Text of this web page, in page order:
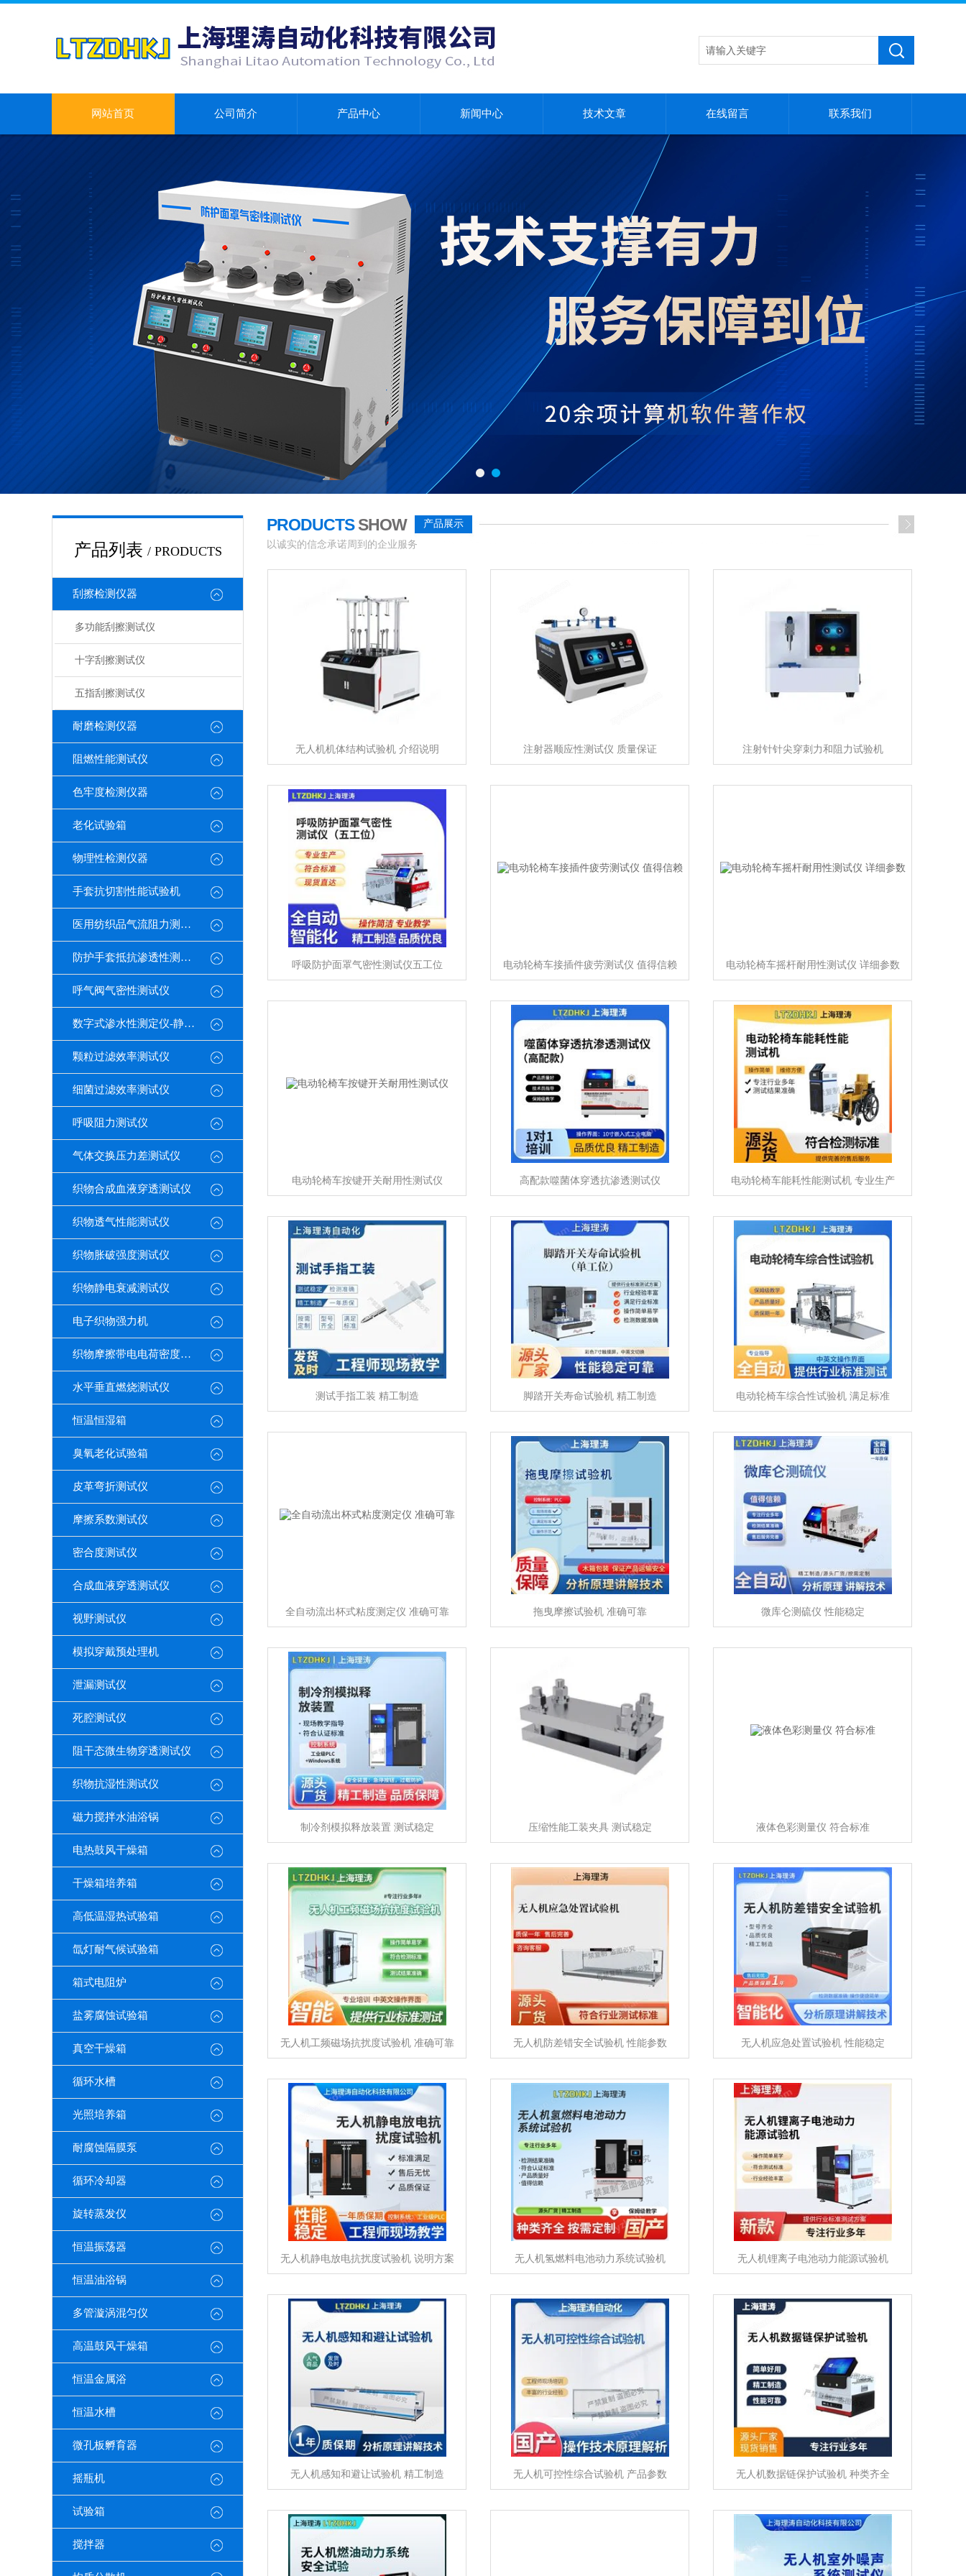
网站首页 公司简介 产品中心 新闻中心 技术文章 在线留言 联系我们
产品列表 / PRODUCTS
刮擦检测仪器
多功能刮擦测试仪
十字刮擦测试仪
五指刮擦测试仪
耐磨检测仪器
阻燃性能测试仪
色牢度检测仪器
老化试验箱
物理性检测仪器
手套抗切割性能试验机
医用纺织品气流阻力测试仪
防护手套抵抗渗透性测定仪
呼气阀气密性测试仪
数字式渗水性测定仪-静水压
颗粒过滤效率测试仪
细菌过滤效率测试仪
呼吸阻力测试仪
气体交换压力差测试仪
织物合成血液穿透测试仪
织物透气性能测试仪
织物胀破强度测试仪
织物静电衰减测试仪
电子织物强力机
织物摩擦带电电荷密度测试仪
水平垂直燃烧测试仪
恒温恒湿箱
臭氧老化试验箱
皮革弯折测试仪
摩擦系数测试仪
密合度测试仪
合成血液穿透测试仪
视野测试仪
模拟穿戴预处理机
泄漏测试仪
死腔测试仪
阻干态微生物穿透测试仪
织物抗湿性测试仪
磁力搅拌水油浴锅
电热鼓风干燥箱
干燥箱培养箱
高低温湿热试验箱
氙灯耐气候试验箱
箱式电阻炉
盐雾腐蚀试验箱
真空干燥箱
循环水槽
光照培养箱
耐腐蚀隔膜泵
循环冷却器
旋转蒸发仪
恒温振荡器
恒温油浴锅
多管漩涡混匀仪
高温鼓风干燥箱
恒温金属浴
恒温水槽
微孔板孵育器
摇瓶机
试验箱
搅拌器
PRODUCTSSHOW
产品展示
以诚实的信念承诺周到的企业服务
无人机机体结构试验机 介绍说明 注射器顺应性测试仪 质量保证 注射针针尖穿刺力和阻力试验机
呼吸防护面罩气密性测试仪五工位 电动轮椅车接插件疲劳测试仪 值得信赖 电动轮椅车摇杆耐用性测试仪 详细参数
电动轮椅车按键开关耐用性测试仪 高配款噬菌体穿透抗渗透测试仪 电动轮椅车能耗性能测试机 专业生产
测试手指工装 精工制造 脚踏开关寿命试验机 精工制造 电动轮椅车综合性试验机 满足标准
全自动流出杯式粘度测定仪 准确可靠 拖曳摩擦试验机 准确可靠 微库仑测硫仪 性能稳定
制冷剂模拟释放装置 测试稳定 压缩性能工装夹具 测试稳定 液体色彩测量仪 符合标准
无人机工频磁场抗扰度试验机 准确可靠 无人机防差错安全试验机 性能参数 无人机应急处置试验机 性能稳定
无人机静电放电抗扰度试验机 说明方案 无人机氢燃料电池动力系统试验机 无人机锂离子电池动力能源试验机
无人机感知和避让试验机 精工制造 无人机可控性综合试验机 产品参数 无人机数据链保护试验机 种类齐全